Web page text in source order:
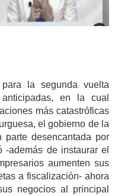
la segunda vuelta
en la cual
más catastróficas
el gobierno de la
parte desencantada por
además de instaurar el
aumenten sus
a fiscalización- ahora
negocios al principal